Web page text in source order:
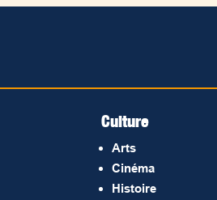
Culture
Arts
Cinéma
Histoire